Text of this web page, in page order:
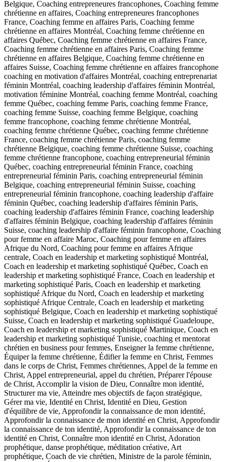
Belgique, Coaching entrepreneures francophones, Coaching femme
chrétienne en affaires, Coaching entrepreneures francophones
France, Coaching femme en affaires Paris, Coaching femme
chrétienne en affaires Montréal, Coaching femme chrétienne en
affaires Québec, Coaching femme chrétienne en affaires France,
Coaching femme chrétienne en affaires Paris, Coaching femme
chrétienne en affaires Belgique, Coaching femme chrétienne en
affaires Suisse, Coaching femme chrétienne en affaires francophone
coaching en motivation d'affaires Montréal, coaching entreprenariat
féminin Montréal, coaching leadership d'affaires féminin Montréal,
motivation féminine Montréal, coaching femme Montréal, coaching
femme Québec, coaching femme Paris, coaching femme France,
coaching femme Suisse, coaching femme Belgique, coaching
femme francophone, coaching femme chrétienne Montréal,
coaching femme chrétienne Québec, coaching femme chrétienne
France, coaching femme chrétienne Paris, coaching femme
chrétienne Belgique, coaching femme chrétienne Suisse, coaching
femme chrétienne francophone, coaching entrepreneurial féminin
Québec, coaching entrepreneurial féminin France, coaching
entrepreneurial féminin Paris, coaching entrepreneurial féminin
Belgique, coaching entrepreneurial féminin Suisse, coaching
entrepreneurial féminin francophone, coaching leadership d'affaire
féminin Québec, coaching leadership d'affaires féminin Paris,
coaching leadership d'affaires féminin France, coaching leadership
d'affaires féminin Belgique, coaching leadership d'affaires féminin
Suisse, coaching leadership d'affaire féminin francophone, Coaching
pour femme en affaire Maroc, Coaching pour femme en affaires
Afrique du Nord, Coaching pour femme en affaires Afrique
centrale, Coach en leadership et marketing sophistiqué Montréal,
Coach en leadership et marketing sophistiqué Québec, Coach en
leadership et marketing sophistiqué France, Coach en leadership et
marketing sophistiqué Paris, Coach en leadership et marketing
sophistiqué Afrique du Nord, Coach en leadership et marketing
sophistiqué Afrique Centrale, Coach en leadership et marketing
sophistiqué Belgique, Coach en leadership et marketing sophistiqué
Suisse, Coach en leadership et marketing sophistiqué Guadeloupe,
Coach en leadership et marketing sophistiqué Martinique, Coach en
leadership et marketing sophistiqué Tunisie, coaching et mentorat
chrétien en business pour femmes, Enseigner la femme chrétienne,
Équiper la femme chrétienne, Édifier la femme en Christ, Femmes
dans le corps de Christ, Femmes chrétiennes, Appel de la femme en
Christ, Appel entrepreneurial, appel du chrétien, Préparer l'épouse
de Christ, Accomplir la vision de Dieu, Connaître mon identité,
Structurer ma vie, Atteindre mes objectifs de façon stratégique,
Gérer ma vie, Identité en Christ, Identité en Dieu, Gestion
d'équilibre de vie, Approfondir la connaissance de mon identité,
Approfondir la connaissance de mon identité en Christ, Approfondir
la connaissance de ton identité, Approfondir la connaissance de ton
identité en Christ, Connaître mon identité en Christ, Adoration
prophétique, danse prophétique, méditation créative, Art
prophétique, Coach de vie chrétien, Ministre de la parole féminin,